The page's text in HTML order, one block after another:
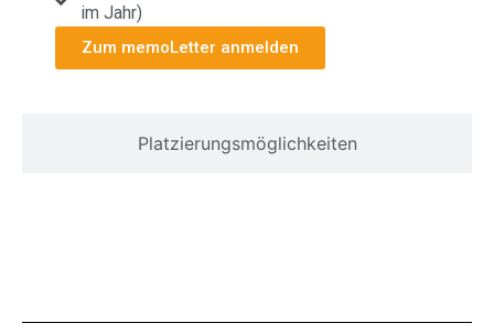
im Jahr)
Zum memoLetter anmelden
Platzierungsmöglichkeiten